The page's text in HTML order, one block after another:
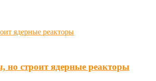
строит ядерные реакторы